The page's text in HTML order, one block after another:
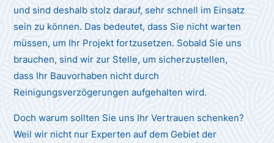
und sind deshalb stolz darauf, sehr schnell im Einsatz
sein zu können. Das bedeutet, dass Sie nicht warten
müssen, um Ihr Projekt fortzusetzen. Sobald Sie uns
brauchen, sind wir zur Stelle, um sicherzustellen,
dass Ihr Bauvorhaben nicht durch
Reinigungsverzögerungen aufgehalten wird.
Doch warum sollten Sie uns Ihr Vertrauen schenken?
Weil wir nicht nur Experten auf dem Gebiet der